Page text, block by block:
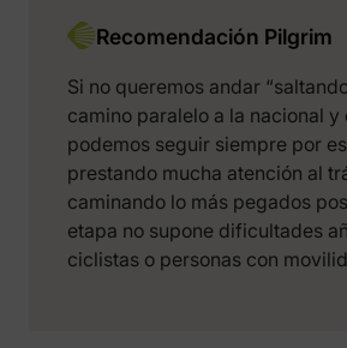
Recomendación Pilgrim
Si no queremos andar
camino paralelo a la nacional y
podemos seguir siempre por
prestando mucha atención al
caminando lo más pegados
etapa no supone dificultades
ciclistas o personas con